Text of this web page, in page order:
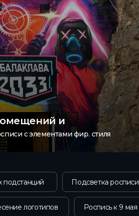
с элементами фир. стиля
и
Подсветка росписи
подстанций
Роспись к 9 мая
логотипов